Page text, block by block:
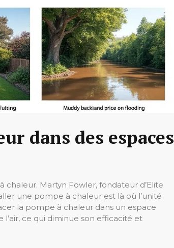
dans des espaces
Martyn Fowler, fondateur d’Elite
une pompe à chaleur est là où l’unité
la pompe à chaleur dans un espace
ce qui diminue son efficacité et